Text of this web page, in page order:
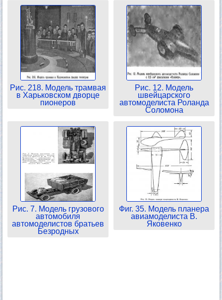
Рис. 218. Модель трамвая
в Харьковском дворце
пионеров
Рис. 12. Модель
швейцарского
автомоделиста Роланда
Соломона
Рис. 7. Модель грузового
автомобиля
автомоделистов братьев
Безродных
Фиг. 35. Модель планера
авиамоделиста В.
Яковенко